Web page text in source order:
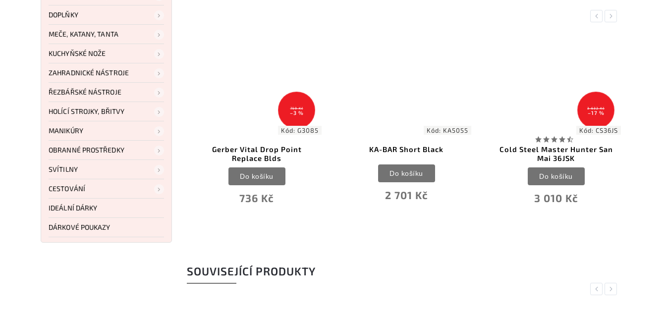
DOPLŇKY
MEČE, KATANY, TANTA
KUCHYŇSKÉ NOŽE
ZAHRADNICKÉ NÁSTROJE
ŘEZBÁŘSKÉ NÁSTROJE
HOLÍCÍ STROJKY, BŘITVY
MANIKÚRY
OBRANNÉ PROSTŘEDKY
SVÍTILNY
CESTOVÁNÍ
IDEÁLNÍ DÁRKY
DÁRKOVÉ POUKAZY
Previous
Kód:KA1261
Short Fighting
3 557 Kč
Gerber Vital Drop Point
Replace Blds
736 Kč
KA-BAR Short Black
Cold Steel Master Hunter San
KA-BAR US ARMY
Next
SOUVISEJÍCÍ PRODUKTY
Previous
Next